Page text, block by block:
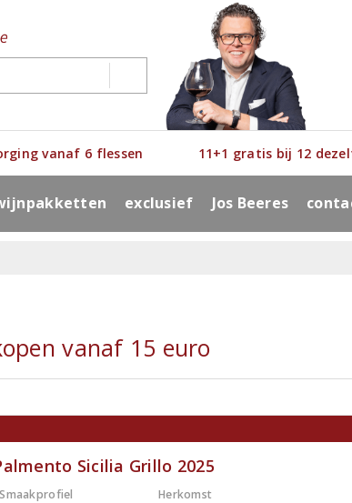
vanaf 6 flessen 11+1 gratis bij 12
exclusief Jos Beeres
vanaf 15 euro
Sicilia Grillo 2025
Smaakprofiel Herkomst